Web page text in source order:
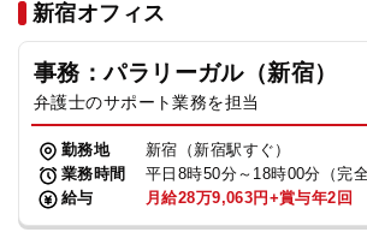
新宿オフィス
事務：パラリーガル（新宿）
弁護士のサポート業務を担当
勤務地
新宿（新宿駅すぐ）
業務時間
平日8時50分～18時00分（完
給与
月給28万9,063円+賞与年2回